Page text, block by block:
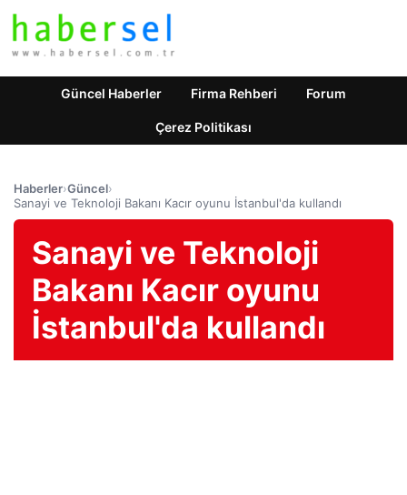
Güncel Haberler Firma Rehberi Forum
Çerez Politikası
Haberler›Güncel›
Sanayi ve Teknoloji Bakanı Kacır oyunu İstanbul'da kullandı
Sanayi ve Teknoloji
Bakanı Kacır oyunu
İstanbul'da kullandı